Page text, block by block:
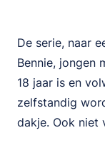
De serie, naar
Bennie, jongen
18 jaar is en
zelfstandig
dakje. Ook niet